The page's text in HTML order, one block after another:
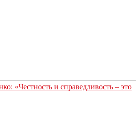
«Честность и справедливость – это